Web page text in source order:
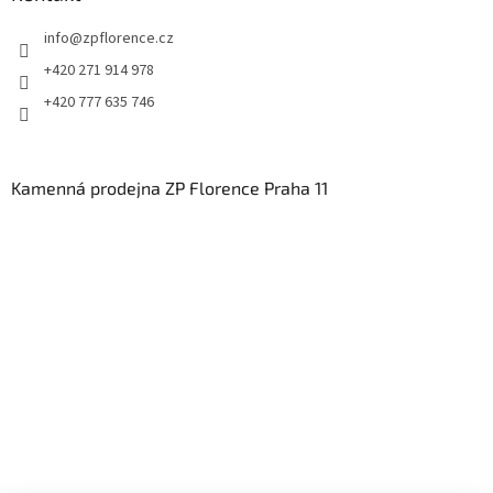
info@zpflorence.cz
+420 271 914 978
+420 777 635 746
Kamenná prodejna ZP Florence Praha 11